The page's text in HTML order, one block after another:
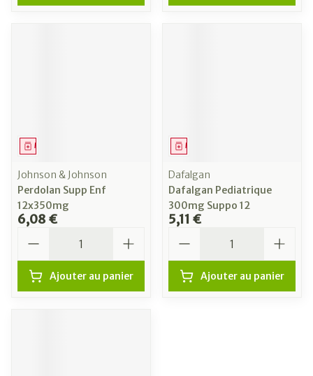
Médicament
Johnson & Johnson
Perdolan Supp Enf
12x350mg
6,08 €
Ajouter au panier
Médicament
Dafalgan
Dafalgan Pediatrique
300mg Suppo 12
5,11 €
Ajouter au panier